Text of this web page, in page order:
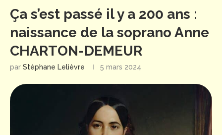
Ça s’est passé il y a 200 ans :
naissance de la soprano Anne
CHARTON-DEMEUR
par Stéphane Lelièvre 5 mars 2024